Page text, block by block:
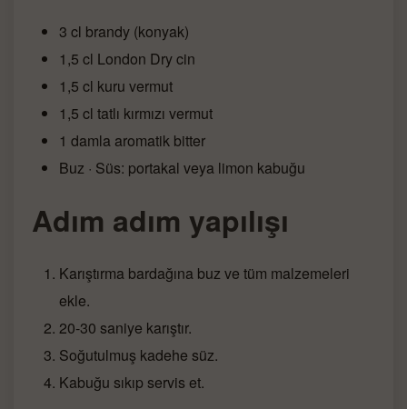
3 cl brandy (konyak)
1,5 cl London Dry cin
1,5 cl kuru vermut
1,5 cl tatlı kırmızı vermut
1 damla aromatik bitter
Buz · Süs: portakal veya limon kabuğu
Adım adım yapılışı
Karıştırma bardağına buz ve tüm malzemeleri
ekle.
20-30 saniye karıştır.
Soğutulmuş kadehe süz.
Kabuğu sıkıp servis et.